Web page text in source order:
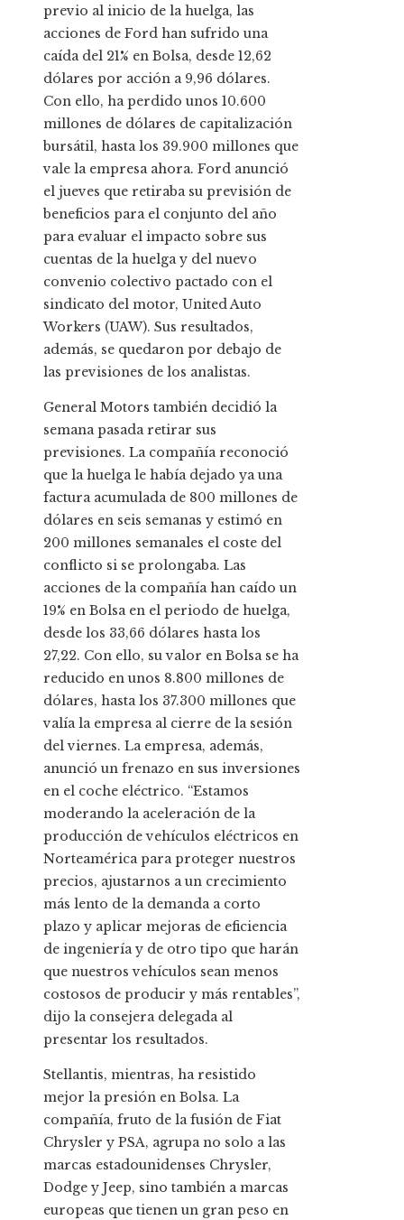
previo al inicio de la huelga, las
acciones de Ford han sufrido una
caída del 21% en Bolsa, desde 12,62
dólares por acción a 9,96 dólares.
Con ello, ha perdido unos 10.600
millones de dólares de capitalización
bursátil, hasta los 39.900 millones que
vale la empresa ahora. Ford anunció
el jueves que retiraba su previsión de
beneficios para el conjunto del año
para evaluar el impacto sobre sus
cuentas de la huelga y del nuevo
convenio colectivo pactado con el
sindicato del motor, United Auto
Workers (UAW). Sus resultados,
además, se quedaron por debajo de
las previsiones de los analistas.
General Motors también decidió la
semana pasada retirar sus
previsiones. La compañía reconoció
que la huelga le había dejado ya una
factura acumulada de 800 millones de
dólares en seis semanas y estimó en
200 millones semanales el coste del
conflicto si se prolongaba. Las
acciones de la compañía han caído un
19% en Bolsa en el periodo de huelga,
desde los 33,66 dólares hasta los
27,22. Con ello, su valor en Bolsa se ha
reducido en unos 8.800 millones de
dólares, hasta los 37.300 millones que
valía la empresa al cierre de la sesión
del viernes. La empresa, además,
anunció un frenazo en sus inversiones
en el coche eléctrico. “Estamos
moderando la aceleración de la
producción de vehículos eléctricos en
Norteamérica para proteger nuestros
precios, ajustarnos a un crecimiento
más lento de la demanda a corto
plazo y aplicar mejoras de eficiencia
de ingeniería y de otro tipo que harán
que nuestros vehículos sean menos
costosos de producir y más rentables”,
dijo la consejera delegada al
presentar los resultados.
Stellantis, mientras, ha resistido
mejor la presión en Bolsa. La
compañía, fruto de la fusión de Fiat
Chrysler y PSA, agrupa no solo a las
marcas estadounidenses Chrysler,
Dodge y Jeep, sino también a marcas
europeas que tienen un gran peso en